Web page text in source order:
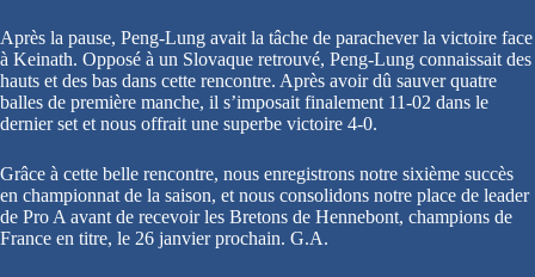
Après la pause, Peng-Lung avait la tâche de parachever la victoire face
à Keinath. Opposé à un Slovaque retrouvé, Peng-Lung connaissait des
hauts et des bas dans cette rencontre. Après avoir dû sauver quatre
balles de première manche, il s’imposait finalement 11-02 dans le
dernier set et nous offrait une superbe victoire 4-0.
Grâce à cette belle rencontre, nous enregistrons notre sixième succès
en championnat de la saison, et nous consolidons notre place de leader
de Pro A avant de recevoir les Bretons de Hennebont, champions de
France en titre, le 26 janvier prochain. G.A.